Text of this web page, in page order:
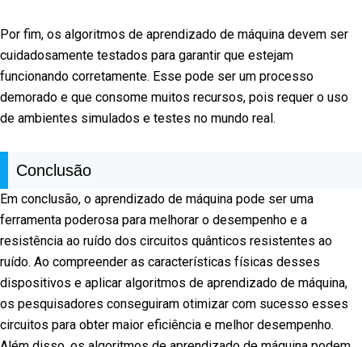
Por fim, os algoritmos de aprendizado de máquina devem ser
cuidadosamente testados para garantir que estejam
funcionando corretamente. Esse pode ser um processo
demorado e que consome muitos recursos, pois requer o uso
de ambientes simulados e testes no mundo real.
Conclusão
Em conclusão, o aprendizado de máquina pode ser uma
ferramenta poderosa para melhorar o desempenho e a
resistência ao ruído dos circuitos quânticos resistentes ao
ruído. Ao compreender as características físicas desses
dispositivos e aplicar algoritmos de aprendizado de máquina,
os pesquisadores conseguiram otimizar com sucesso esses
circuitos para obter maior eficiência e melhor desempenho.